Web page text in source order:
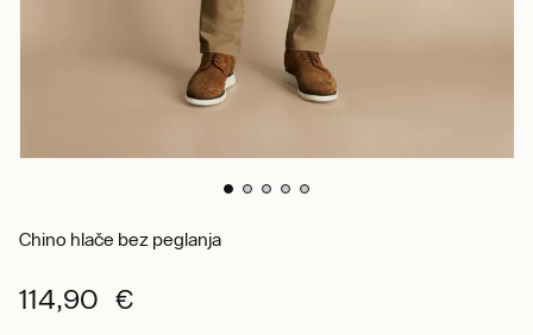
Chino hlače bez peglanja
114,90 €